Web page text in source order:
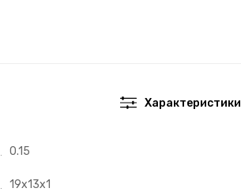
Характеристики
0.15
19x13x1